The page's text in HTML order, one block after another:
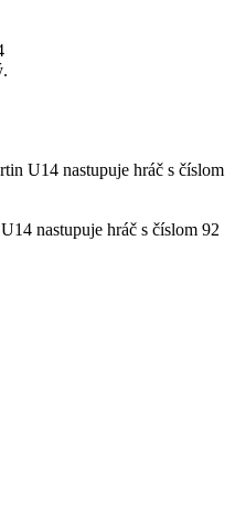
U14 nastupuje hráč s číslom
nastupuje hráč s číslom 92